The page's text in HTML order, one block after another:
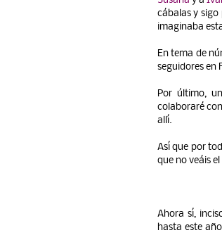
cábalas y
imaginaba
En tema de
seguidores en
Por último,
colaboraré
allí.
Así que por
que no veáis
Ahora sí,
hasta este